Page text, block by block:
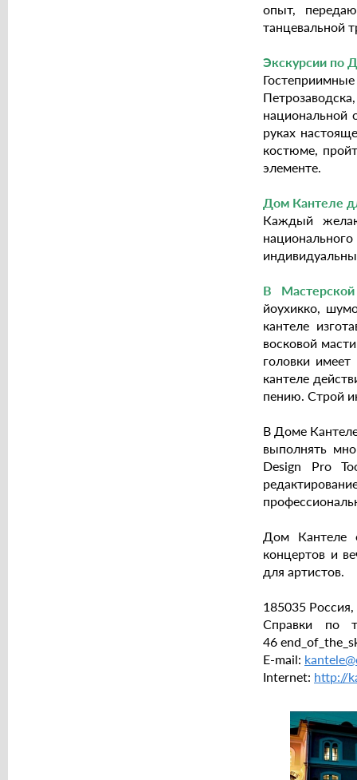
опыт,
танцевальной
Экскурсии по
национальной
руках
костюме,
элементе.
Дом Кантеле
Каждый
В Мастерской
йоухикко,
кантеле
восковой
головки
кантеле
пению. Строй
В Доме
выполнять
Design Pro
Дом Кантеле
концертов и
для артистов.
185035
Справки по
46
E-mail:
Internet: http://